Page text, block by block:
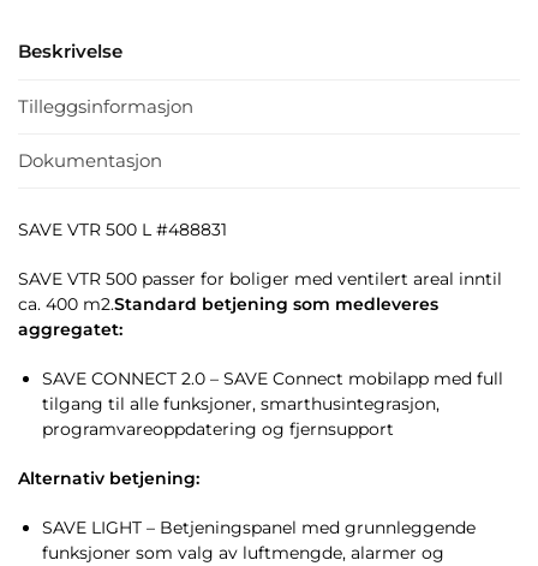
Beskrivelse
Tilleggsinformasjon
Dokumentasjon
SAVE VTR 500 L #488831
SAVE VTR 500 passer for boliger med ventilert areal inntil
ca. 400 m2.Standard betjening som medleveres
aggregatet:
SAVE CONNECT 2.0 – SAVE Connect mobilapp med full
tilgang til alle funksjoner, smarthusintegrasjon,
programvareoppdatering og fjernsupport
Alternativ betjening:
SAVE LIGHT – Betjeningspanel med grunnleggende
funksjoner som valg av luftmengde, alarmer og